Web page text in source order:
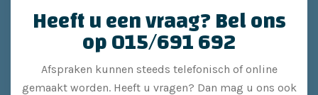
Heeft u een vraag? Bel ons
op 015/691 692
Afspraken kunnen steeds telefonisch of online
gemaakt worden. Heeft u vragen? Dan mag u ons ook